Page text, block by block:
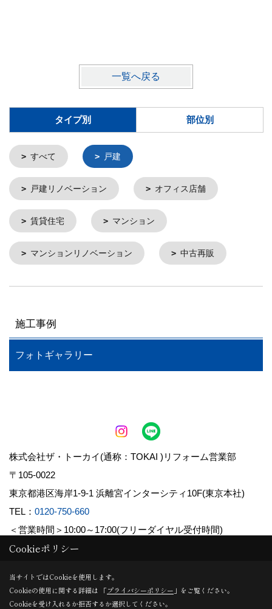
一覧へ戻る
タイプ別 部位別
すべて 戸建
戸建リノベーション オフィス店舗
賃貸住宅 マンション
マンションリノベーション 中古再販
施工事例
フォトギャラリー
株式会社ザ・トーカイ(通称：TOKAI )リフォーム営業部
〒105-0022
東京都港区海岸1-9-1 浜離宮インターシティ10F(東京本社)
TEL： 0120-750-660
＜営業時間＞10:00～17:00(フリーダイヤル受付時間)
Copyright (c) 株式会社TOKAI. All Rights Reserved.
Produced byゴデスクリエイト
Cookieポリシー
当サイトではCookieを使用します。
Cookieの使用に関する詳細は 「プライバシーポリシー 」をご覧ください。
Cookieを受け入れるか拒否するか選択してください。